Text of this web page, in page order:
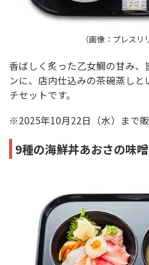
（画像：プレスリ
香ばしく炙った乙女鯛の甘み、
ンに、店内仕込みの茶碗蒸し
チセットです。
※2025年10月22日（水）まで
9種の海鮮丼あおさの味